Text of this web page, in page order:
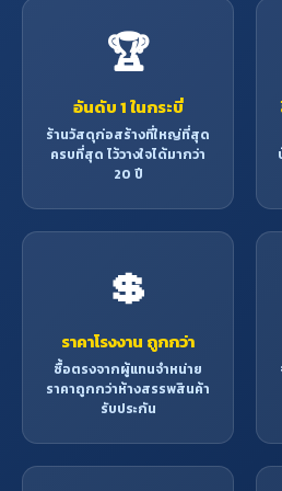
🏆
อันดับ 1 ในกระบี่
ร้านวัสดุก่อสร้างที่ใหญ่ที่สุด
ครบที่สุด ไว้วางใจได้มากว่า
20 ปี
💲
ราคาโรงงาน ถูกกว่า
ซื้อตรงจากผู้แทนจำหน่าย
ราคาถูกกว่าห้างสรรพสินค้า
รับประกัน